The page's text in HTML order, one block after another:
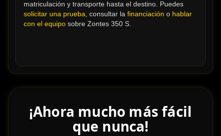
solicitar una prueba , consultar la financiación o hablar
con el equipo sobre Zontes 350 S.
¡Ahora mucho más fácil
que nunca!